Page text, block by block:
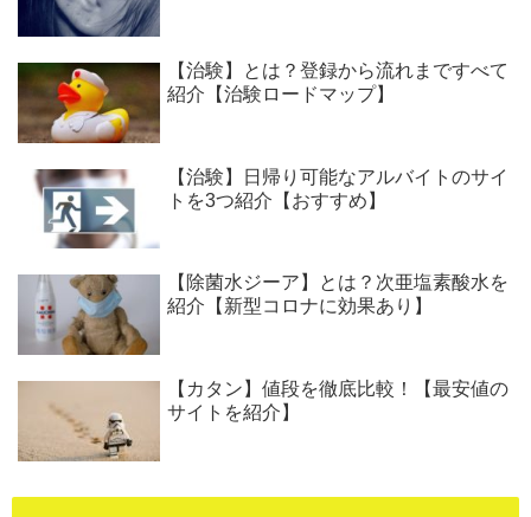
【治験】とは？登録から流れまですべて
紹介【治験ロードマップ】
【治験】日帰り可能なアルバイトのサイ
トを3つ紹介【おすすめ】
【除菌水ジーア】とは？次亜塩素酸水を
紹介【新型コロナに効果あり】
【カタン】値段を徹底比較！【最安値の
サイトを紹介】